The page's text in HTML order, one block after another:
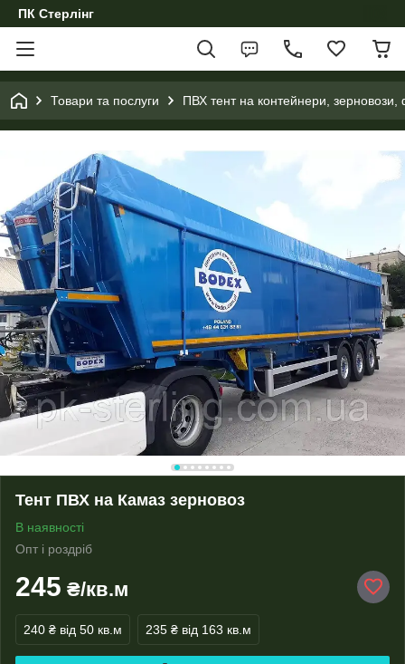
ПК Стерлінг
Товари та послуги ПВХ тент на контейнери, зерновози,
Тент ПВХ на Камаз зерновоз
В наявності
Опт і роздріб
245 ₴/кв.м
240 ₴ від 50 кв.м 235 ₴ від 163 кв.м